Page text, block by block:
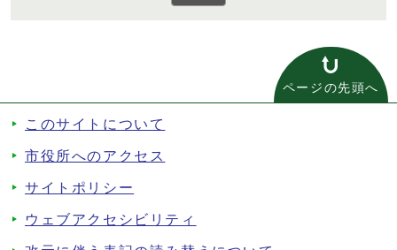
ページの先頭へ
このサイトについて
市役所へのアクセス
サイトポリシー
ウェブアクセシビリティ